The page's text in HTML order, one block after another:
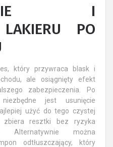
I
LAKIERU PO
który przywraca blask i
ale osiągnięty efekt
zabezpieczenia. Po
jest usunięcie
użyć do tego czystej
zbiera resztki bez ryzyka
Alternatywnie można
odtłuszczający, który